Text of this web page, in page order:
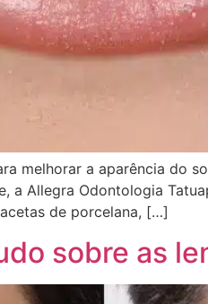
melhorar a aparência do
Allegra Odontologia
de porcelana, […]
sobre as